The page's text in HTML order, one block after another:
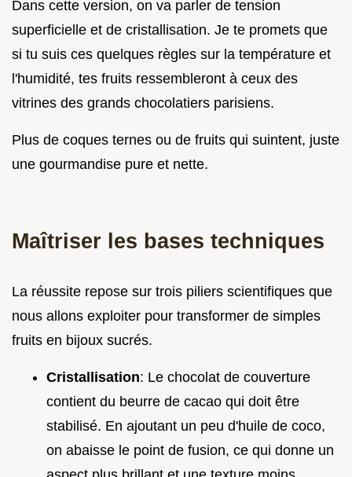
Dans cette version, on va parler de tension
superficielle et de cristallisation. Je te promets que
si tu suis ces quelques règles sur la température et
l'humidité, tes fruits ressembleront à ceux des
vitrines des grands chocolatiers parisiens.
Plus de coques ternes ou de fruits qui suintent, juste
une gourmandise pure et nette.
Maîtriser les bases techniques
La réussite repose sur trois piliers scientifiques que
nous allons exploiter pour transformer de simples
fruits en bijoux sucrés.
Cristallisation: Le chocolat de couverture
contient du beurre de cacao qui doit être
stabilisé. En ajoutant un peu d'huile de coco,
on abaisse le point de fusion, ce qui donne un